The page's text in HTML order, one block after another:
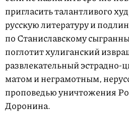
пригласить талантливого
русскую литературу и
по Станиславскому
поглотит хулиганский
развлекательный эстрадно-
матом и неграмотным,
проповедью уничтожения
Доронина.